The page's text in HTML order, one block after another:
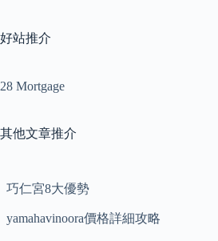
好站推介
28 Mortgage
其他文章推介
巧仁宮8大優勢
yamahavinoora價格詳細攻略